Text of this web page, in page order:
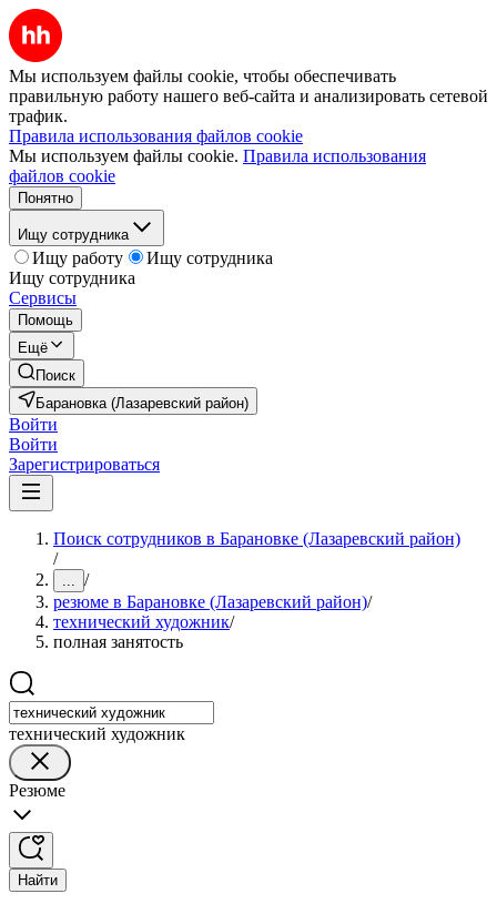
Мы используем файлы cookie, чтобы обеспечивать
правильную работу нашего веб-сайта и анализировать сетевой
трафик.
Правила использования файлов cookie
Мы используем файлы cookie. Правила использования
файлов cookie
Понятно
Ищу сотрудника
Ищу работу
Ищу сотрудника
Ищу сотрудника
Сервисы
Помощь
Ещё
Поиск
Барановка (Лазаревский район)
Войти
Войти
Зарегистрироваться
Поиск сотрудников в Барановке (Лазаревский район)
/
... /
резюме в Барановке (Лазаревский район)/
технический художник/
полная занятость
технический художник
Резюме
Найти